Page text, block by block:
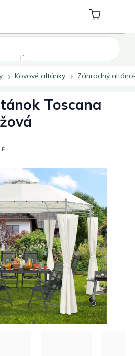
Nákupný
košík
Kovové altánky Záhradný
Toscana